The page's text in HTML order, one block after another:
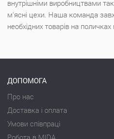
внутрішніми виробництвами
м'ясні цехи. Наша команда
необхідних товарів на
ДОПОМОГА
Про нас
Доставка і оплата
Умови співпраці
Робота в MIDA